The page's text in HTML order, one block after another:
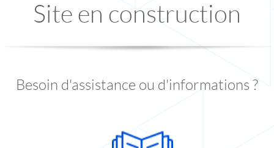
Site en construction
Besoin d'assistance ou d'informations ?